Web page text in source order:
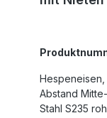
Hespeneisen, 30x8x4mm, mit Nieten 15mm,
Abstand Mitte-Mitte
Stahl S235 roh